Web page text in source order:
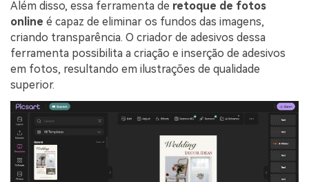
Além disso, essa ferramenta de retoque de fotos
online é capaz de eliminar os fundos das imagens,
criando transparência. O criador de adesivos dessa
ferramenta possibilita a criação e inserção de adesivos
em fotos, resultando em ilustrações de qualidade
superior.